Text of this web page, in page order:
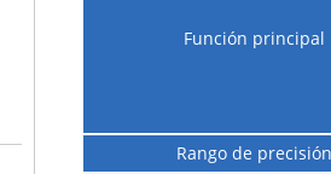
Función principal
Rango de precisión